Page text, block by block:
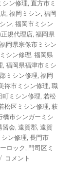
シン修理, 直方市ミ
,福岡ミシン,福岡
ン,福岡市ミシン
規代理店,福岡県
福岡県宗像市ミシン
シン修理,福岡県
,福岡県福津市ミシ
ミシン修理,福岡
祢市ミシン修理,職
町ミシン修理, 若松
松区ミシン修理,萩
橋市シンガーミシ
習会,遠賀郡,遠賀
ン修理,長門市
ロック, 門司区ミ
【ブ
コメント